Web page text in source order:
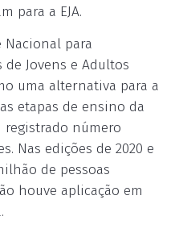
para a EJA.
Nacional para
de Jovens e Adultos
uma alternativa para a
etapas de ensino da
registrado número
Nas edições de 2020 e
de pessoas
houve aplicação em